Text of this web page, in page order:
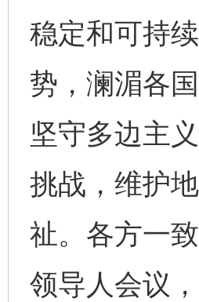
稳定和可持
势，澜湄各
坚守多边主
挑战，维护
祉。各方一
领导人会议